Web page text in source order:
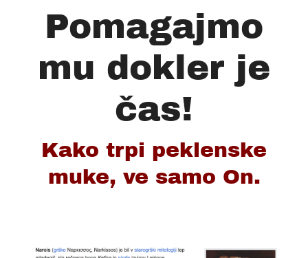
Pomagajmo
mu dokler je
čas!
Kako trpi peklenske
muke, ve samo On.